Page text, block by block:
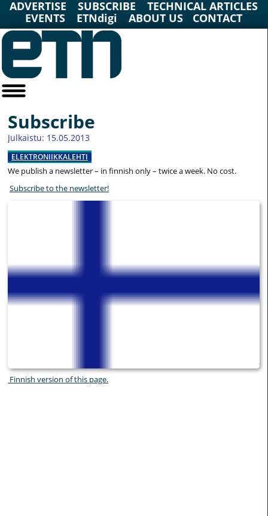
ADVERTISE SUBSCRIBE
TECHNICAL ARTICLES
EVENTS
ETNdigi ABOUT US CONTACT
Subscribe
Julkaistu: 15.05.2013
ELEKTRONIIKKALEHTI
We publish a newsletter – in finnish only – twice a week. No cost.
Subscribe to the newsletter!
Finnish version of this page.